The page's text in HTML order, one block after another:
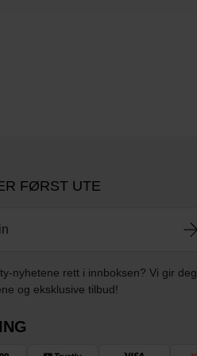
FØRST UTE
nyhetene rett i innboksen? Vi gir deg
og eksklusive tilbud!